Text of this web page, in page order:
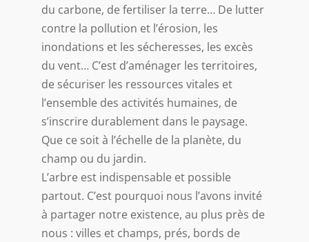
du carbone, de fertiliser la terre… De lutter
contre la pollution et l’érosion, les
inondations et les sécheresses, les excès
du vent… C’est d’aménager les territoires,
de sécuriser les ressources vitales et
l’ensemble des activités humaines, de
s’inscrire durablement dans le paysage.
Que ce soit à l’échelle de la planète, du
champ ou du jardin.
L’arbre est indispensable et possible
partout. C’est pourquoi nous l’avons invité
à partager notre existence, au plus près de
nous : villes et champs, prés, bords de